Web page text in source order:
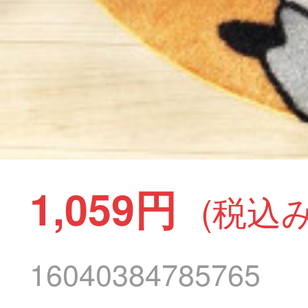
1,059円 (税込
16040384785765